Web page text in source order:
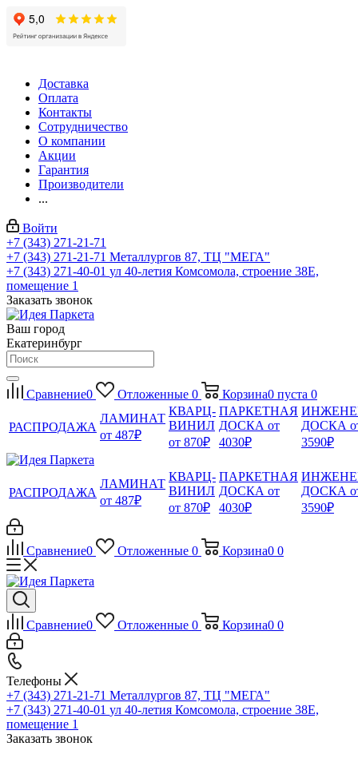
Доставка
Оплата
Контакты
Сотрудничество
О компании
Акции
Гарантия
Производители
...
Войти
+7 (343) 271-21-71
+7 (343) 271-21-71 Металлургов 87, ТЦ "МЕГА"
+7 (343) 271-40-01 ул 40-летия Комсомола, строение 38Е,
помещение 1
Заказать звонок
Ваш город
Екатеринбург
Сравнение0 Отложенные 0 Корзина0 пуста 0
РАСПРОДАЖА
ЛАМИНАТ
от 487₽
КВАРЦ-
ВИНИЛ
от 870₽
ПАРКЕТНАЯ
ДОСКА от
4030₽
ДОСКА
3590₽
РАСПРОДАЖА
ЛАМИНАТ
от 487₽
КВАРЦ-
ВИНИЛ
от 870₽
ПАРКЕТНАЯ
ДОСКА от
4030₽
ДОСКА
3590₽
Сравнение0 Отложенные 0 Корзина0 0
Сравнение0 Отложенные 0 Корзина0 0
Телефоны
+7 (343) 271-21-71 Металлургов 87, ТЦ "МЕГА"
+7 (343) 271-40-01 ул 40-летия Комсомола, строение 38Е,
помещение 1
Заказать звонок